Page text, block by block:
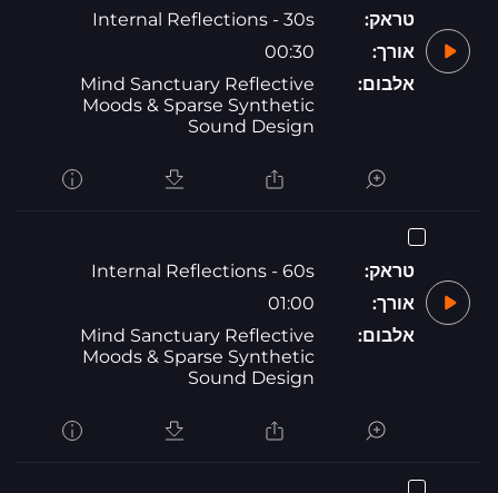
טראק:
Internal Reflections - 30s
אורך:
00:30
אלבום:
Mind Sanctuary Reflective
Moods & Sparse Synthetic
Sound Design
טראק:
Internal Reflections - 60s
אורך:
01:00
אלבום:
Mind Sanctuary Reflective
Moods & Sparse Synthetic
Sound Design